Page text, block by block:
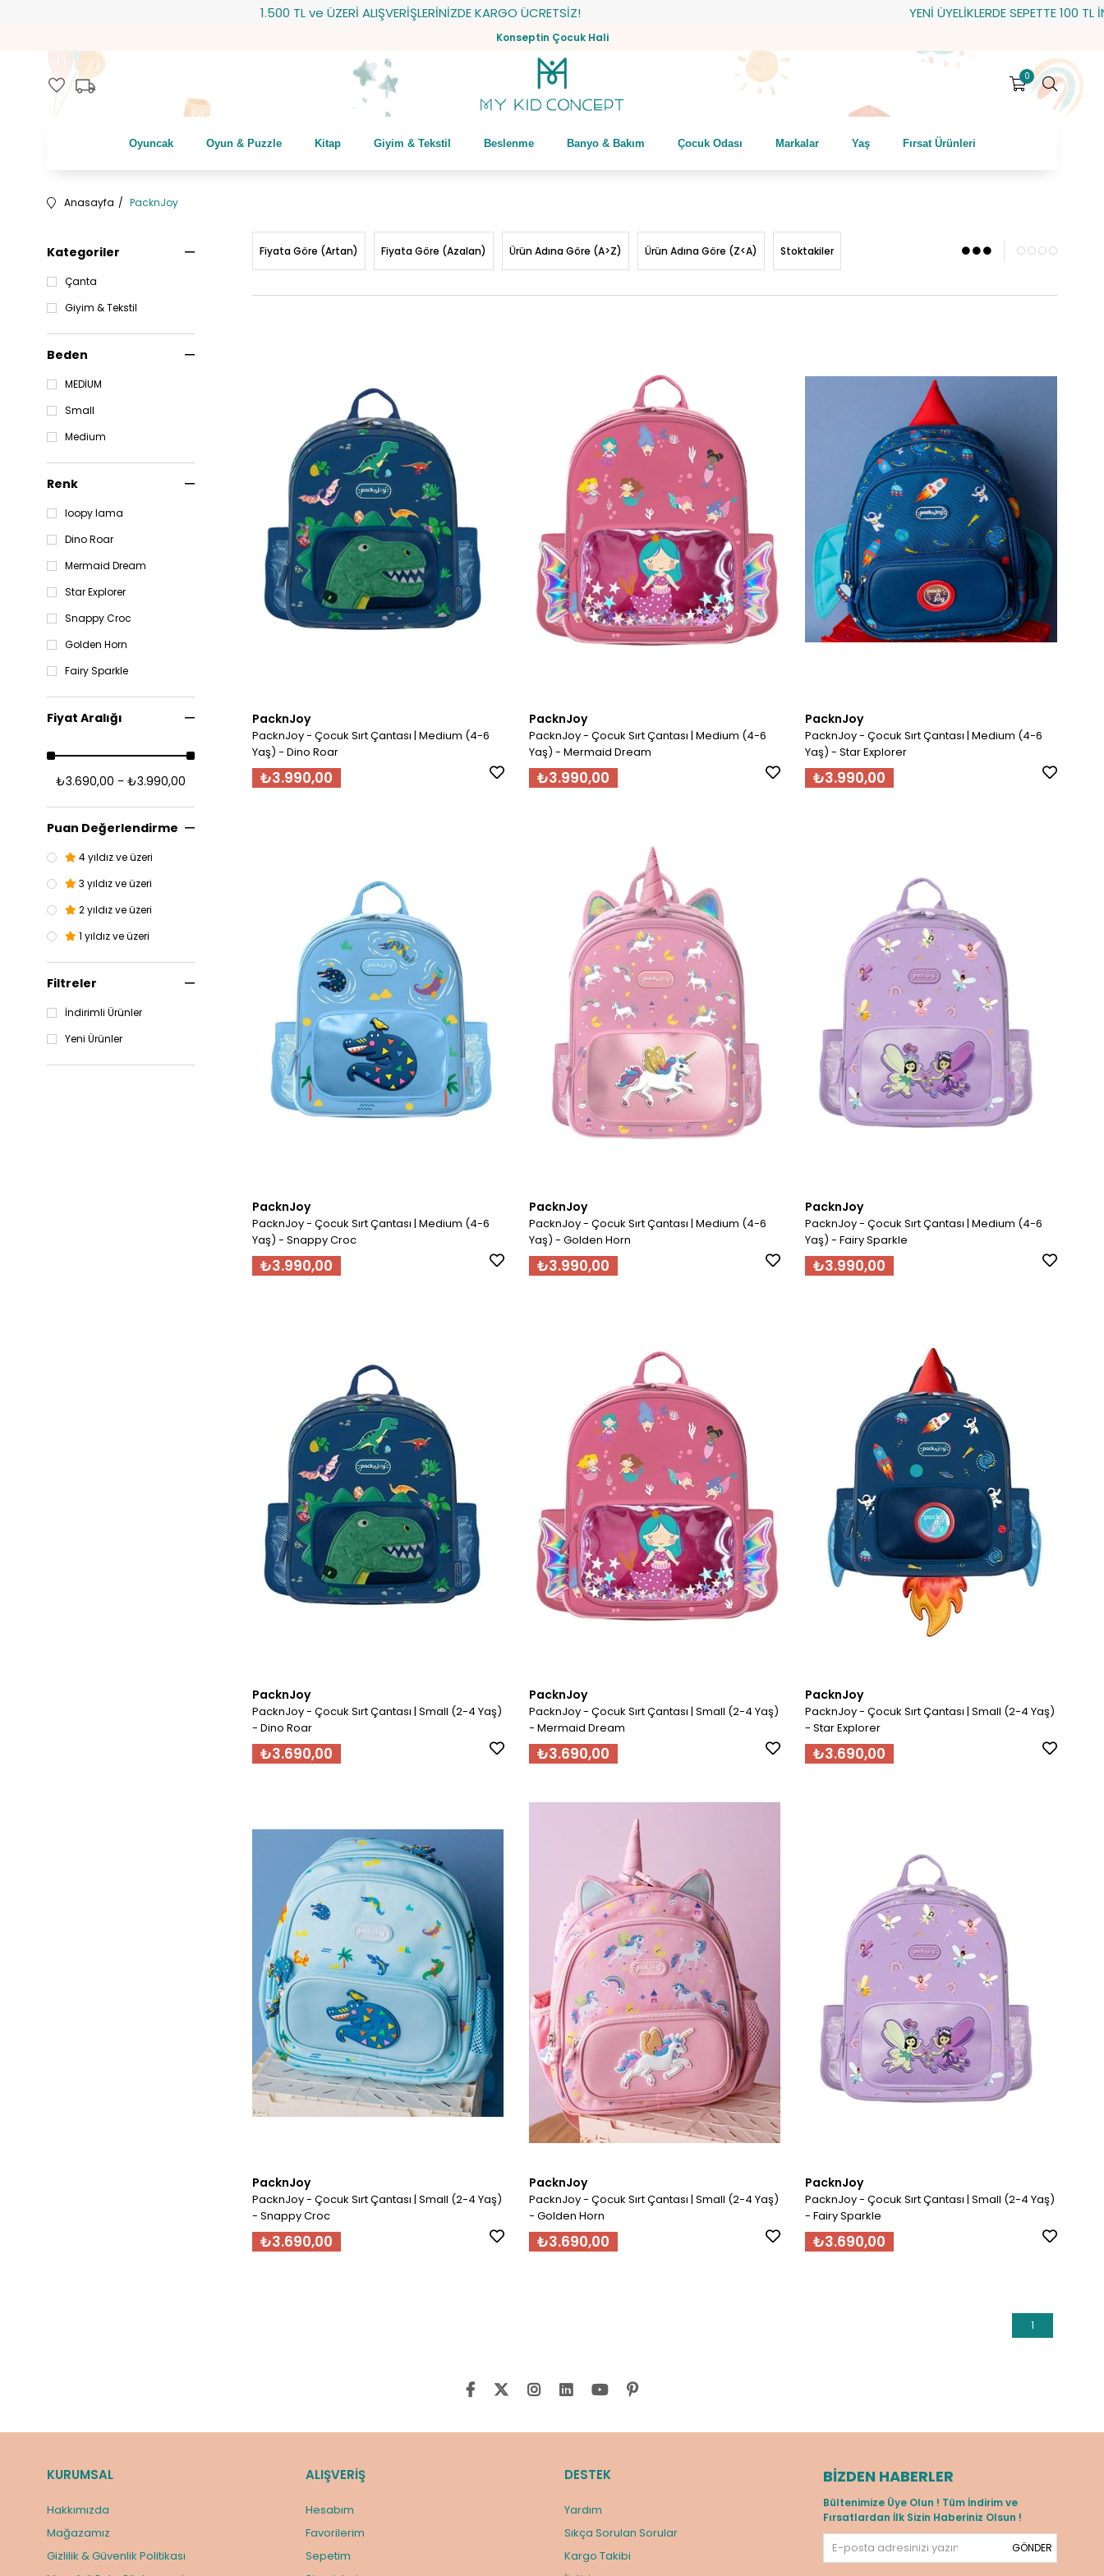
1.500 TL ve ÜZERİ ALIŞVERİŞLERİNİZDE KARGO ÜCRETSİZ! YENİ ÜYELİKLERDE SEPETTE 100 TL İNDİRİM!
Konseptin Çocuk Hali
favorite local_shipping 0
Oyuncak Oyun & Puzzle Kitap Giyim & Tekstil Beslenme Banyo & Bakım Çocuk Odası Markalar Yaş Fırsat Ürünleri
Anasayfa PacknJoy
Kategoriler
Çanta
Giyim & Tekstil
Beden
MEDİUM
Small
Medium
Renk
loopy lama
Dino Roar
Mermaid Dream
Star Explorer
Snappy Croc
Golden Horn
Fairy Sparkle
Fiyat Aralığı
₺3.690,00 - ₺3.990,00
Puan Değerlendirme
4 yıldız ve üzeri
3 yıldız ve üzeri
2 yıldız ve üzeri
1 yıldız ve üzeri
Filtreler
İndirimli Ürünler
Yeni Ürünler
Fiyata Göre (Artan) Fiyata Göre (Azalan) Ürün Adına Göre (A>Z) Ürün Adına Göre (Z<A) Stoktakiler
PacknJoy
PacknJoy - Çocuk Sırt Çantası | Medium (4-6
Yaş) - Dino Roar
₺3.990,00
PacknJoy
PacknJoy - Çocuk Sırt Çantası | Medium (4-6
Yaş) - Mermaid Dream
₺3.990,00
PacknJoy
PacknJoy - Çocuk Sırt Çantası | Medium (4-6
Yaş) - Star Explorer
₺3.990,00
PacknJoy
PacknJoy - Çocuk Sırt Çantası | Medium (4-6
Yaş) - Snappy Croc
₺3.990,00
PacknJoy
PacknJoy - Çocuk Sırt Çantası | Medium (4-6
Yaş) - Golden Horn
₺3.990,00
PacknJoy
PacknJoy - Çocuk Sırt Çantası | Medium (4-6
Yaş) - Fairy Sparkle
₺3.990,00
PacknJoy
PacknJoy - Çocuk Sırt Çantası | Small (2-4 Yaş)
- Dino Roar
₺3.690,00
PacknJoy
PacknJoy - Çocuk Sırt Çantası | Small (2-4 Yaş)
- Mermaid Dream
₺3.690,00
PacknJoy
PacknJoy - Çocuk Sırt Çantası | Small (2-4 Yaş)
- Star Explorer
₺3.690,00
PacknJoy
PacknJoy - Çocuk Sırt Çantası | Small (2-4 Yaş)
- Snappy Croc
₺3.690,00
PacknJoy
PacknJoy - Çocuk Sırt Çantası | Small (2-4 Yaş)
- Golden Horn
₺3.690,00
PacknJoy
PacknJoy - Çocuk Sırt Çantası | Small (2-4 Yaş)
- Fairy Sparkle
₺3.690,00
1
KURUMSAL
Hakkımızda
Mağazamız
Gizlilik & Güvenlik Politikası
ALIŞVERİŞ
Hesabım
Favorilerim
Sepetim
DESTEK
Yardım
Sıkça Sorulan Sorular
Kargo Takibi
BIZDEN HABERLER
Bültenimize Üye Olun ! Tüm İndirim ve
Fırsatlardan İlk Sizin Haberiniz Olsun !
GÖNDER